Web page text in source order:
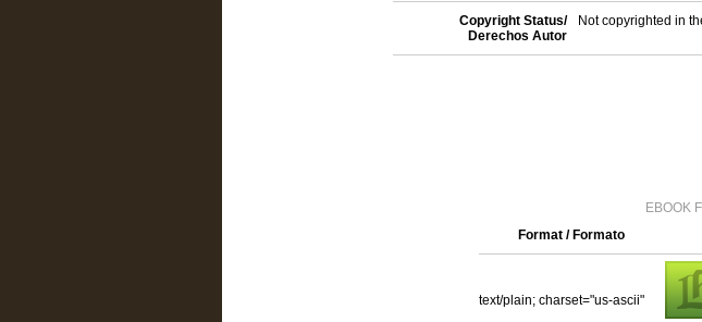
Copyright Status/
Derechos Autor
Not copyrighted in
EBOOK
Format / Formato
text/plain; charset="us-ascii"